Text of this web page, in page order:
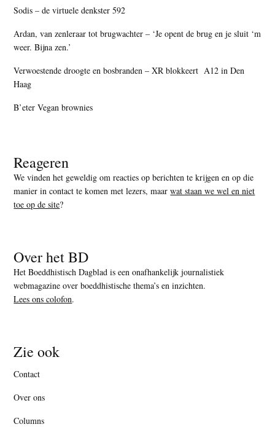
Sodis – de virtuele denkster 592
Ardan, van zenleraar tot brugwachter – ‘Je opent de brug en je sluit ‘m
weer. Bijna zen.’
Verwoestende droogte en bosbranden – XR blokkeert A12 in Den
Haag
B’eter Vegan brownies
Reageren
We vinden het geweldig om reacties op berichten te krijgen en op die
manier in contact te komen met lezers, maarwat staan we wel en niet
toe op de site?
Over het BD
Het Boeddhistisch Dagblad is een onafhankelijk journalistiek
webmagazine over boeddhistische thema’s en inzichten.
Lees ons colofon.
Zie ook
Contact
Over ons
Columns